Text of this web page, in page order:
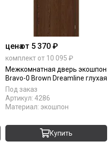
ценаот 5 370 ₽
комплект от 10 095 ₽
Межкомнатная дверь экошпон
Bravo-0 Brown Dreamline глухая
Под заказ
Артикул: 4286
Материал: экошпон
Купить